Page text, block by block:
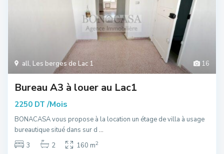
16
all, Les berges de Lac 1
Bureau A3 à louer au Lac1
2250 DT /Mois
BONACASA vous propose à la location un étage de villa à usage
bureautique situé dans sur d ...
3
2 160 m2